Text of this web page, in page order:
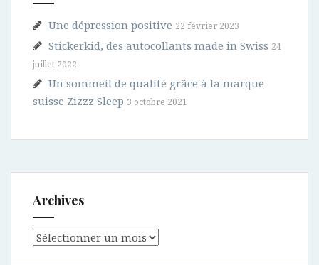
Une dépression positive 22 février 2023
Stickerkid, des autocollants made in Swiss 24
juillet 2022
Un sommeil de qualité grâce à la marque
suisse Zizzz Sleep 3 octobre 2021
Archives
Archives